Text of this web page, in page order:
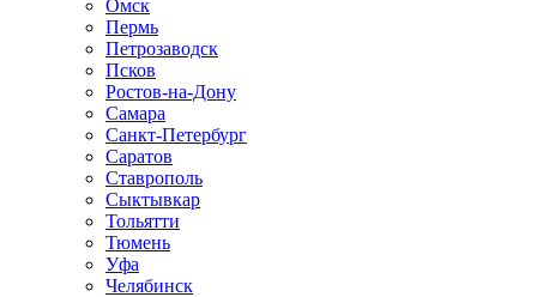
Омск
Пермь
Петрозаводск
Псков
Ростов-на-Дону
Самара
Санкт-Петербург
Саратов
Ставрополь
Сыктывкар
Тольятти
Тюмень
Уфа
Челябинск